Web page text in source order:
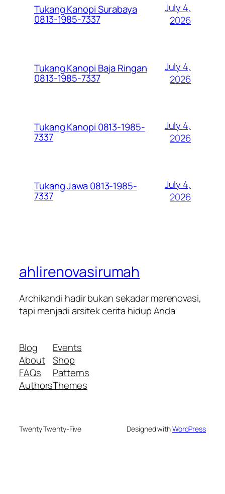
Tukang Kanopi Surabaya
0813-1985-7337
July 4,
2026
Tukang Kanopi Baja Ringan
0813-1985-7337
July 4,
2026
Tukang Kanopi 0813-1985-
7337
July 4,
2026
Tukang Jawa 0813-1985-
7337
July 4,
2026
ahlirenovasirumah
Archikandi hadir bukan sekadar merenovasi,
tapi menjadi arsitek cerita hidup Anda
Blog
About
FAQs
Authors
Events
Shop
Patterns
Themes
Twenty Twenty-Five Designed withWordPress